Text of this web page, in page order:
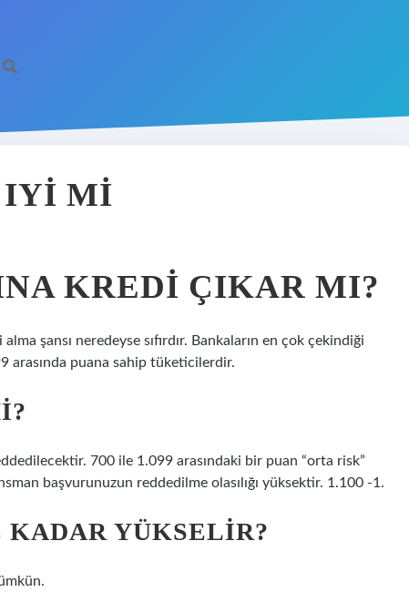
IYI MI
KREDI ÇIKAR MI?
şansı neredeyse sıfırdır. Bankaların en çok çekindiği
arasında puana sahip tüketicilerdir.
700 ile 1.099 arasındaki bir puan “orta risk”
başvurunuzun reddedilme olasılığı yüksektir. 1.100 -1.
KADAR YÜKSELIR?